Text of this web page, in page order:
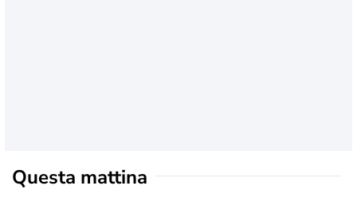
Questa mattina